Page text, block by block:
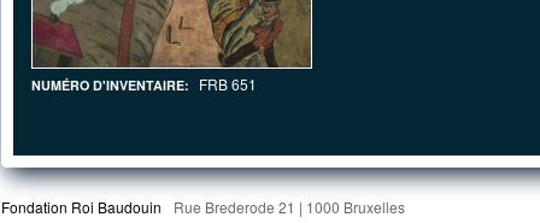
NUMÉRO D'INVENTAIRE: FRB 651
Fondation Roi Baudouin Rue Brederode 21 | 1000 Bruxelles